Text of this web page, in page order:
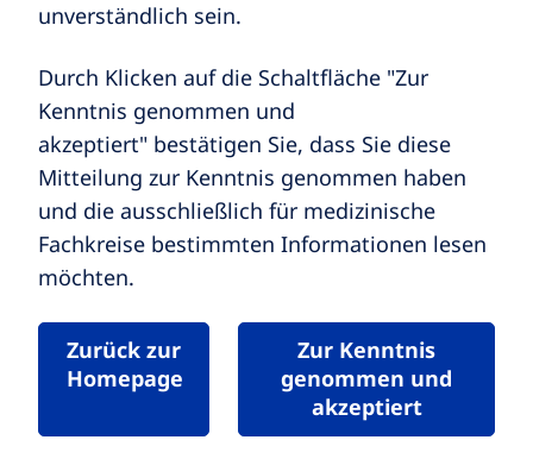
unverständlich sein.
Durch Klicken auf die Schaltfläche "Zur
Kenntnis genommen und
akzeptiert" bestätigen Sie, dass Sie diese
Mitteilung zur Kenntnis genommen haben
und die ausschließlich für medizinische
Fachkreise bestimmten Informationen lesen
möchten.
Zurück zur
Homepage
Zur Kenntnis
genommen und
akzeptiert